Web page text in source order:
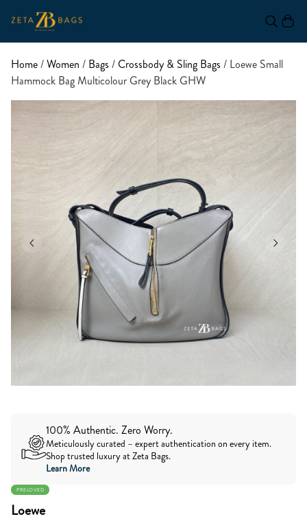
Home/Women / Bags /Crossbody & Sling Bags / Loewe Small
Hammock Bag Multicolour Grey Black GHW
100% Authentic. Zero Worry.
Meticulously curated – expert authentication on every item.
Shop trusted luxury at Zeta Bags.
Learn More
PRELOVED
Loewe